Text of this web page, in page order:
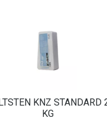
KNZ STANDARD
KG